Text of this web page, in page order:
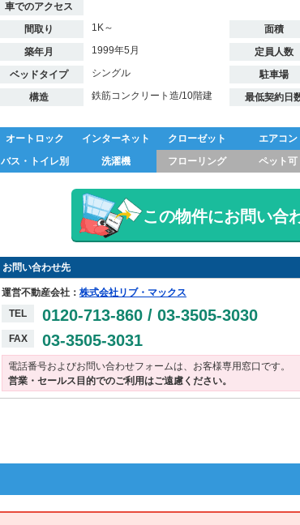
車でのアクセス
間取り
1K～ 面積
築年月 1999年5月 定員人数
ベッドタイプ シングル 駐車場
構造 鉄筋コンクリート造/10階建 最低契約日
オートロック インターネット クローゼット エアコン
バス・トイレ別
洗濯機 フローリング ペット可
この物件にお問い合
お問い合わせ先
運営不動産会社： 株式会社リブ・マックス
TEL
0120-713-860 / 03-3505-3030
FAX 03-3505-3031
電話番号およびお問い合わせフォームは、お客様専用窓口です。
営業・セールス目的でのご利用はご遠慮ください。